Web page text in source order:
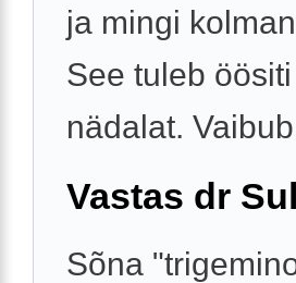
ja mingi
See tuleb
nädalat.
Vastas dr
Sõna